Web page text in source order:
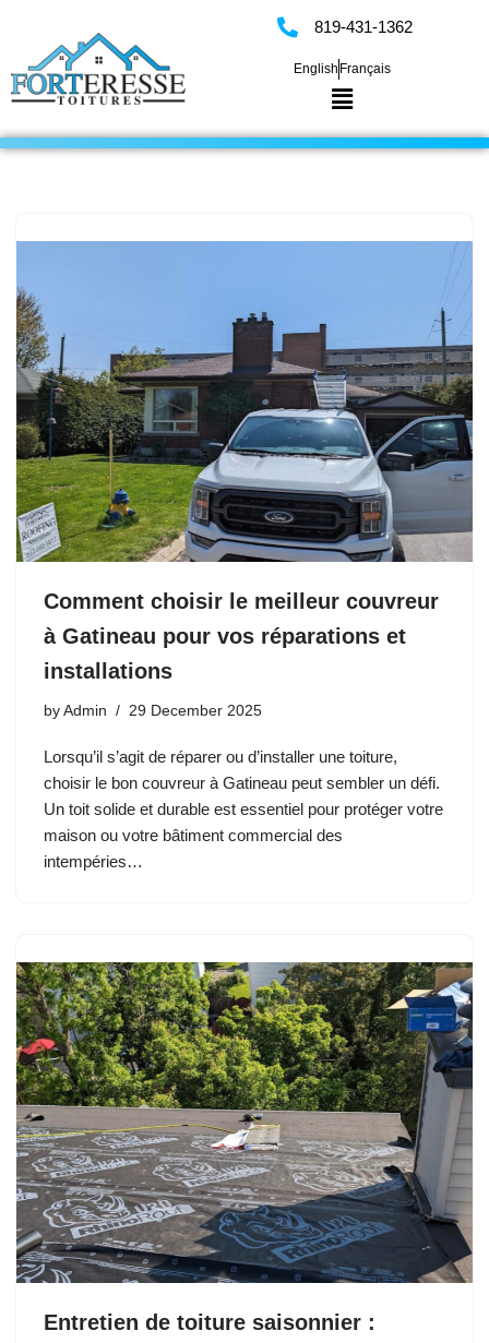
Skip
to
content
819-431-1362
English Français
Comment choisir le meilleur couvreur
à Gatineau pour vos réparations et
installations
by Admin 29 December 2025
Lorsqu’il s’agit de réparer ou d’installer une toiture,
choisir le bon couvreur à Gatineau peut sembler un défi.
Un toit solide et durable est essentiel pour protéger votre
maison ou votre bâtiment commercial des
intempéries…
Entretien de toiture saisonnier :